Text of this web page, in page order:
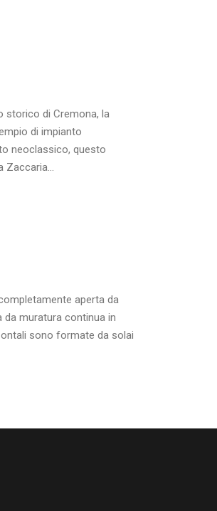
storico di Cremona, la
di impianto
neoclassico, questo
Zaccaria...
aperta da
muratura continua in
sono formate da solai